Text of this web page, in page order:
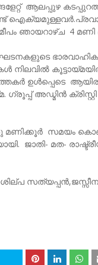
ആലപ്പുഴ
ഞായറാഴ്ച 4
ഉൾപ്പെടെ
അഡ്മിൻ
ഒരു മണിക്കൂര്‍ സമയം
ജാതി- മത-
സത്യപ്പൻ,ജസ്സീന